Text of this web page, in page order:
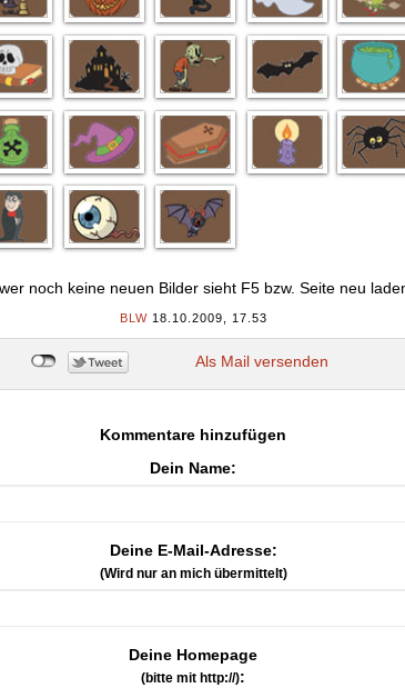
noch keine neuen Bilder sieht F5 bzw. Seite neu
BLW18.10.2009, 17.53
Als Mail versenden
Kommentare hinzufügen
Dein Name:
Deine E-Mail-Adresse:
(Wird nur an mich übermittelt)
Deine Homepage
(bitte mit http://):